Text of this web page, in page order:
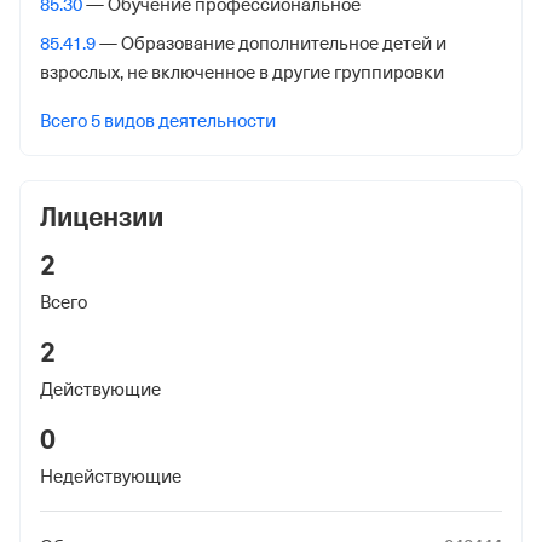
Налоговая
Межрайонная Инспекция Федеральной Налоговой
125373, гор. Москва, Походный Проезд, Домовладение
3, стр. 2
Внебюджетные фонды
Регистрационный номер в ПФР
1088887185
Дата регистрации
9 ноября 2017
85.30— Обучение профессиональное
85.41.9— Образование дополнительное детей и
взрослых, не включенное в другие группировки
Всего 5 видов деятельности
Лицензии
2
Всего
2
Действующие
0
Недействующие